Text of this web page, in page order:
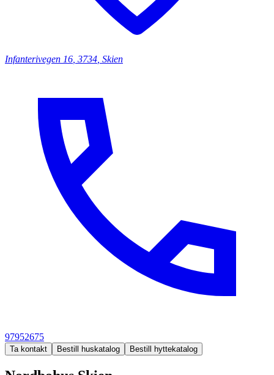
Infanterivegen 16 3734 Skien
97952675
Ta kontakt Bestill huskatalog Bestill hyttekatalog